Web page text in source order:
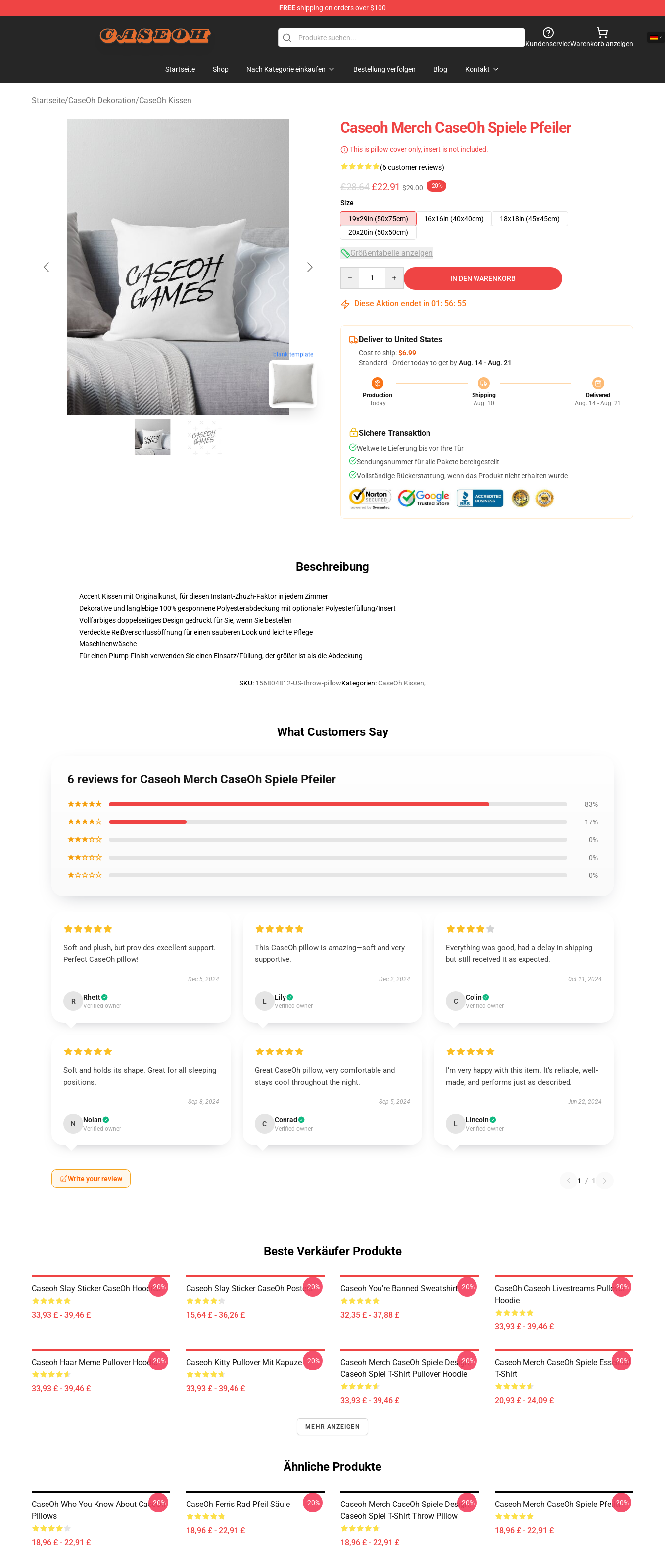
FREEshipping on orders over $100
KundenserviceWarenkorb anzeigen
Startseite Shop Nach Kategorie einkaufen Bestellung verfolgen Blog Kontakt
Startseite/CaseOh Dekoration/CaseOh Kissen
blank template
Caseoh Merch CaseOh Spiele Pfeiler
This is pillow cover only, insert is not included.
(6 customer reviews)
£28.64 £22.91 $29.00 -20%
Size
19x29in (50x75cm)
16x16in (40x40cm)
18x18in (45x45cm)
20x20in (50x50cm)
Größentabelle anzeigen
IN DEN WARENKORB
Diese Aktion endet in 01 : 56: 54
Deliver to United States
Cost to ship:$6.99
Standard - Order today to get byAug. 14 - Aug. 21
Production
Today
Shipping
Aug. 10
Delivered
Aug. 14 - Aug. 21
Sichere Transaktion
Weltweite Lieferung bis vor Ihre Tür
Sendungsnummer für alle Pakete bereitgestellt
Vollständige Rückerstattung, wenn das Produkt nicht erhalten wurde
Beschreibung
Accent Kissen mit Originalkunst, für diesen Instant-Zhuzh-Faktor in jedem Zimmer
Dekorative und langlebige 100% gesponnene Polyesterabdeckung mit optionaler Polyesterfüllung/Insert
Vollfarbiges doppelseitiges Design gedruckt für Sie, wenn Sie bestellen
Verdeckte Reißverschlussöffnung für einen sauberen Look und leichte Pflege
Maschinenwäsche
Für einen Plump-Finish verwenden Sie einen Einsatz/Füllung, der größer ist als die Abdeckung
SKU: 156804812-US-throw-pillowKategorien: CaseOh Kissen,
What Customers Say
6 reviews for Caseoh Merch CaseOh Spiele Pfeiler
★★★★★ 83%
★★★★☆ 17%
★★★☆☆ 0%
★★☆☆☆ 0%
★☆☆☆☆ 0%
Soft and plush, but provides excellent support.
Perfect CaseOh pillow!
Dec 5, 2024
R Rhett
Verified owner
This CaseOh pillow is amazing—soft and very
supportive.
Dec 2, 2024
L Lily
Verified owner
Everything was good, had a delay in shipping
but still received it as expected.
Oct 11, 2024
C Colin
Verified owner
Soft and holds its shape. Great for all sleeping
positions.
Sep 8, 2024
N Nolan
Verified owner
Great CaseOh pillow, very comfortable and
stays cool throughout the night.
Sep 5, 2024
C Conrad
Verified owner
I’m very happy with this item. It’s reliable, well-
made, and performs just as described.
Jun 22, 2024
L Lincoln
Verified owner
Write your review 1 / 1
Beste Verkäufer Produkte
Caseoh Slay Sticker CaseOh Hoodies
33,93 £ - 39,46 £
-20% Caseoh Slay Sticker CaseOh Posters
15,64 £ - 36,26 £
-20% Caseoh You're Banned Sweatshirt
32,35 £ - 37,88 £
-20%
CaseOh Caseoh Livestreams Pullover
Hoodie
33,93 £ - 39,46 £
-20%
Caseoh Haar Meme Pullover Hoodie
33,93 £ - 39,46 £
-20% Caseoh Kitty Pullover Mit Kapuze
33,93 £ - 39,46 £
-20%
Caseoh Merch CaseOh Spiele Design,
Caseoh Spiel T-Shirt Pullover Hoodie
33,93 £ - 39,46 £
-20%
Caseoh Merch CaseOh Spiele Essential
T-Shirt
20,93 £ - 24,09 £
-20%
MEHR ANZEIGEN
Ähnliche Produkte
CaseOh Who You Know About CaseOh
Pillows
18,96 £ - 22,91 £
-20% CaseOh Ferris Rad Pfeil Säule
18,96 £ - 22,91 £
-20%
Caseoh Merch CaseOh Spiele Design,
Caseoh Spiel T-Shirt Throw Pillow
18,96 £ - 22,91 £
-20% Caseoh Merch CaseOh Spiele Pfeiler
18,96 £ - 22,91 £
-20%